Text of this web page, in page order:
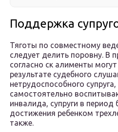
Поддержка
Тяготы по совместному
следует делить поровну. В
согласно ск алименты
результате судебного
нетрудоспособного
самостоятельно
инвалида, супруги в период
достижения ребенком
также.